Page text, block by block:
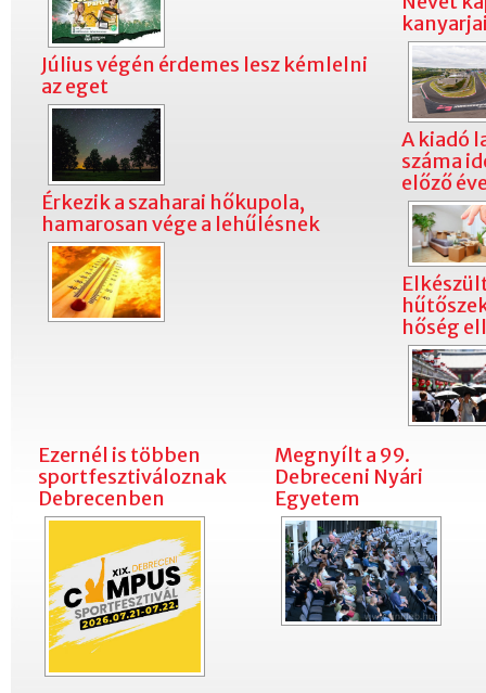
Július végén érdemes lesz kémlelni
az eget
Érkezik a szaharai hőkupola,
hamarosan vége a lehűlésnek
A kiadó
száma
előző
hőség
Ezernél is többen
sportfesztiváloznak
Debrecenben
Megnyílt a 99.
Debreceni Nyári
Egyetem